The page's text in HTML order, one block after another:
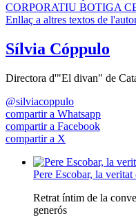
CORPORATIU BOTIGA
Enllaç a altres textos de
Sílvia Cóppulo
Directora d'"El divan" de
@silviacoppulo
compartir a Whatsapp
compartir a Facebook
compartir a X
Pere Escobar, la
Retrat íntim de la
generós